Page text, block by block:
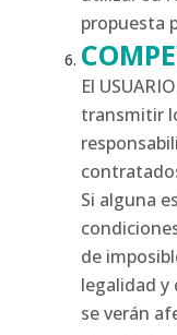
propuesta
El
transmitir
Si alguna
de
legalidad
se verán